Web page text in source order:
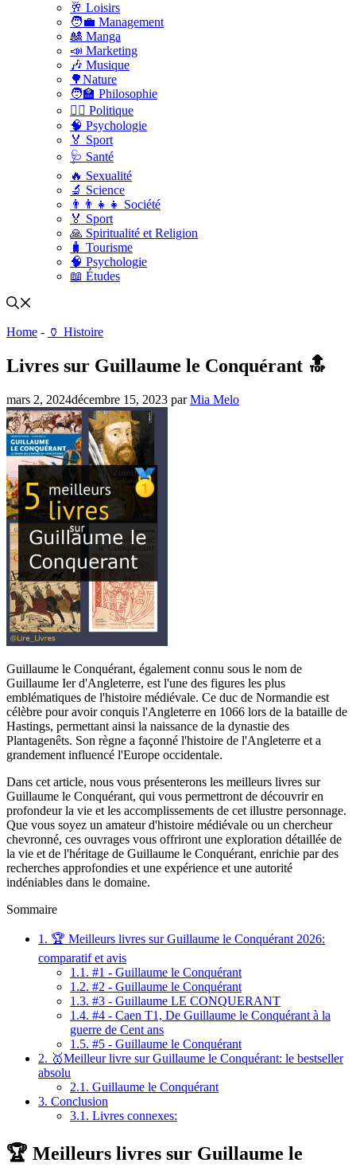
🥂 Loisirs
🧑‍💼 Management
🎎 Manga
📣 Marketing
🎶 Musique
🌳Nature
🧑‍🏫 Philosophie
👨‍⚖️ Politique
🧠 Psychologie
🏅 Sport
🩺 Santé
🔥 Sexualité
🔬 Science
👨‍👨‍👧‍👧 Société
🏅 Sport
🙏 Spiritualité et Religion
🧳 Tourisme
🧠 Psychologie
📖 Études
Home - 🏺 Histoire
Livres sur Guillaume le Conquérant 🔝
mars 2, 2024décembre 15, 2023 parMia Melo
Guillaume le Conquérant, également connu sous le nom de
Guillaume Ier d'Angleterre, est l'une des figures les plus
emblématiques de l'histoire médiévale. Ce duc de Normandie est
célèbre pour avoir conquis l'Angleterre en 1066 lors de la bataille de
Hastings, permettant ainsi la naissance de la dynastie des
Plantagenêts. Son règne a façonné l'histoire de l'Angleterre et a
grandement influencé l'Europe occidentale.
Dans cet article, nous vous présenterons les meilleurs livres sur
Guillaume le Conquérant, qui vous permettront de découvrir en
profondeur la vie et les accomplissements de cet illustre personnage.
Que vous soyez un amateur d'histoire médiévale ou un chercheur
chevronné, ces ouvrages vous offriront une exploration détaillée de
la vie et de l'héritage de Guillaume le Conquérant, enrichie par des
recherches approfondies et une expérience et une autorité
indéniables dans le domaine.
Sommaire
1. 🏆 Meilleurs livres sur Guillaume le Conquérant 2026:
comparatif et avis
1.1. #1 - Guillaume le Conquérant
1.2. #2 - Guillaume le Conquérant
1.3. #3 - Guillaume LE CONQUERANT
1.4. #4 - Caen T1, De Guillaume le Conquérant à la
guerre de Cent ans
1.5. #5 - Guillaume le Conquérant
2. 🥇Meilleur livre sur Guillaume le Conquérant: le bestseller
absolu
2.1. Guillaume le Conquérant
3. Conclusion
3.1. Livres connexes:
🏆 Meilleurs livres sur Guillaume le